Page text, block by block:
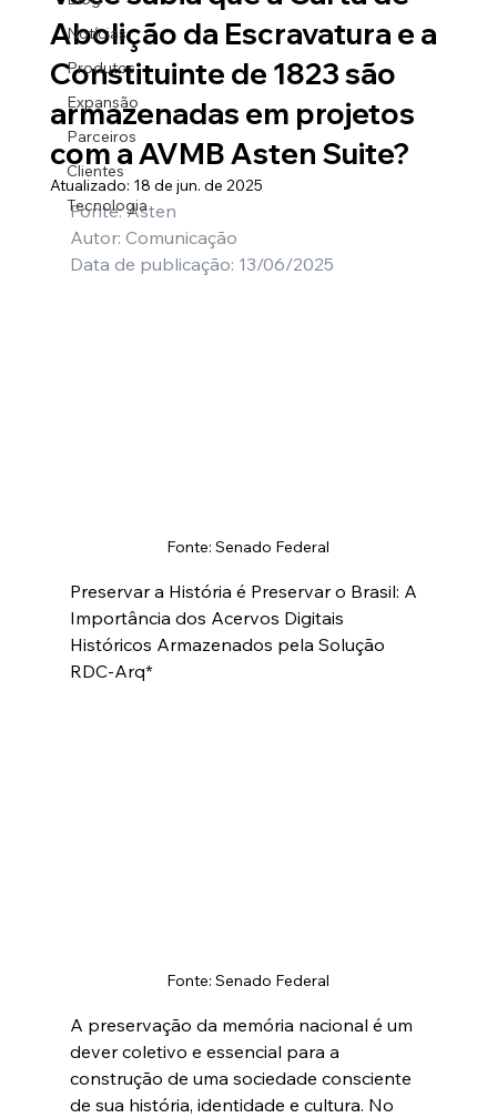
Notícias
Produtos
Expansão
Parceiros
Clientes
Tecnologia
Abolição da Escravatura e a
Constituinte de 1823 são
armazenadas em projetos
com a AVMB Asten Suite?
Atualizado: 18 de jun. de 2025
Fonte: Asten
Autor: Comunicação
Data de publicação: 13/06/2025
Fonte: Senado Federal
Preservar a História é Preservar o Brasil: A
Importância dos Acervos Digitais
Históricos Armazenados pela Solução
RDC-Arq*
Fonte: Senado Federal
A preservação da memória nacional é um
dever coletivo e essencial para a
construção de uma sociedade consciente
de sua história, identidade e cultura. No